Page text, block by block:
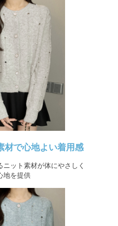
材で心地よい着用感
ニット素材が体にやさしく
地を提供